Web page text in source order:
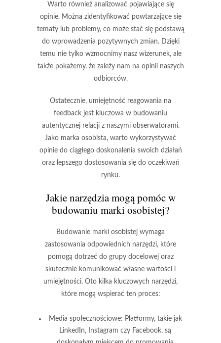
Warto również analizować pojawiające się
opinie. Można zidentyfikować powtarzające się
tematy lub problemy, co może stać się podstawą
do wprowadzenia pozytywnych zmian. Dzięki
temu nie tylko wzmocnimy nasz wizerunek, ale
także pokażemy, że zależy nam na opinii naszych
odbiorców.
Ostatecznie, umiejętność reagowania na
feedback jest kluczowa w budowaniu
autentycznej relacji z naszymi obserwatorami.
Jako marka osobista, warto wykorzystywać
opinie do ciągłego doskonalenia swoich działań
oraz lepszego dostosowania się do oczekiwań
rynku.
Jakie narzędzia mogą pomóc w
budowaniu marki osobistej?
Budowanie marki osobistej wymaga
zastosowania odpowiednich narzędzi, które
pomogą dotrzeć do grupy docelowej oraz
skutecznie komunikować własne wartości i
umiejętności. Oto kilka kluczowych narzędzi,
które mogą wspierać ten proces:
Media społecznościowe: Platformy, takie jak
LinkedIn, Instagram czy Facebook, są